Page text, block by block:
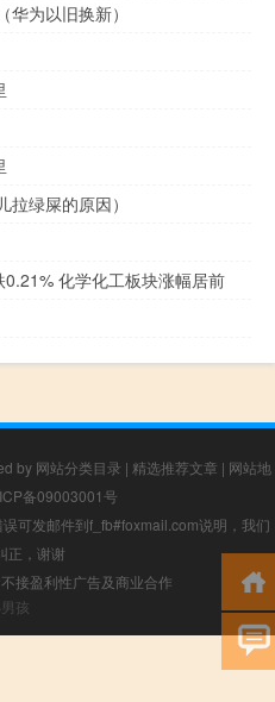
为以旧换新）
绿屎的原因）
化学化工板块涨幅居前
by 网站分类目录 | 精选推荐文章 | 网站地
备09003001号
可发邮件到f_fb#foxmail.com说明，我们
正，谢谢
接盈利性广告及商业合作
孩